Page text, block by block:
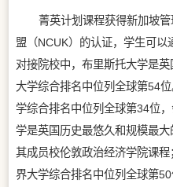
菁英计划课程获得新加坡
盟（NCUK）的认证，学生可以
对接院校中，布里斯托大学是
大学综合排名中位列全球第54
学综合排名中位列全球第34位
学是英国历史最悠久和规模最
其成员校伦敦政治经济学院课
界大学综合排名中位列全球第